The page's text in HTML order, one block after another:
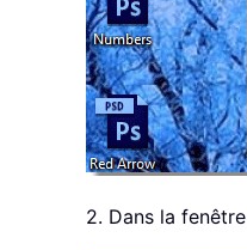
2. Dans la fenêtre